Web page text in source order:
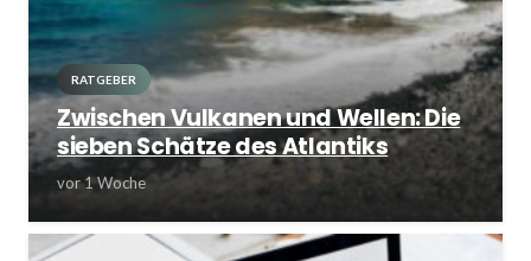
RATGEBER
Zwischen Vulkanen und Wellen: Die
sieben Schätze des Atlantiks
vor 1 Woche